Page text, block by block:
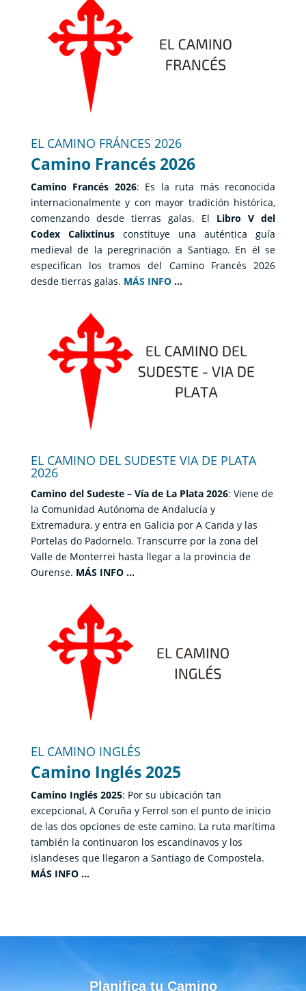
EL CAMINO FRÁNCES 2026
Camino Francés 2026
Camino Francés 2026: Es la ruta más reconocida
internacionalmente y con mayor tradición histórica,
comenzando desde tierras galas. El Libro V del
Codex Calixtinusconstituye una auténtica guía
medieval de la peregrinación a Santiago. En él se
especifican los tramos del Camino Francés 2026
desde tierras galas. MÁS INFO…
EL CAMINO DEL SUDESTE VIA DE PLATA
2026
Camino del Sudeste – Vía de La Plata 2026: Viene de
la Comunidad Autónoma de Andalucía y
Extremadura, y entra en Galicia por A Canda y las
Portelas do Padornelo. Transcurre por la zona del
Valle de Monterrei hasta llegar a la provincia de
Ourense. MÁS INFO …
EL CAMINO INGLÉS
Camino Inglés 2025
Camino Inglés 2025: Por su ubicación tan
excepcional, A Coruña y Ferrol son el punto de inicio
de las dos opciones de este camino. La ruta marítima
también la continuaron los escandinavos y los
islandeses que llegaron a Santiago de Compostela.
MÁS INFO …
Planifica tu Camino